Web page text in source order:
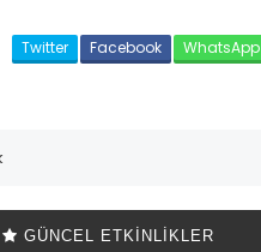
Twitter Facebook WhatsApp
GÜNCEL ETKINLIKLER